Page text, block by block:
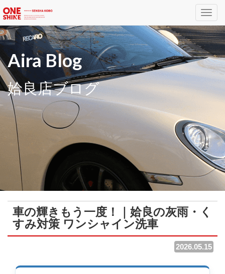
Aira Blog
姶良店ブログ
車の輝きもう一度！｜姶良の灰雨・く
すみ対策 ワンシャイン洗車
2026.05.15